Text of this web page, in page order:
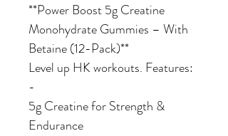
**Power Boost 5g Creatine
Monohydrate Gummies – With
Betaine (12-Pack)**
Level up HK workouts. Features:
-
5g Creatine for Strength &
Endurance